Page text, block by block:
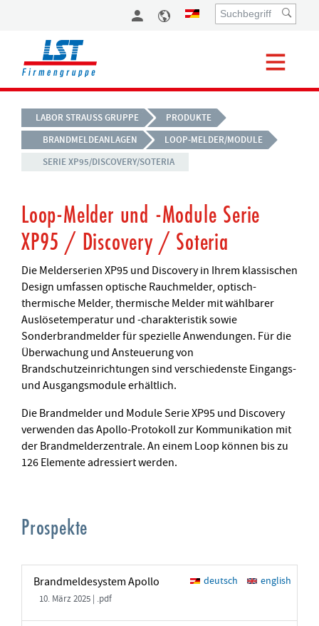
LABOR STRAUSS GRUPPE
PRODUKTE
BRANDMELDEANLAGEN
LOOP-MELDER/MODULE
SERIE XP95/DISCOVERY/SOTERIA
Loop-Melder und -Module Serie
XP95 / Discovery / Soteria
Die Melderserien XP95 und Discovery in Ihrem klassischen
Design umfassen optische Rauchmelder, optisch-
thermische Melder, thermische Melder mit wählbarer
Auslösetemperatur und -charakteristik sowie
Sonderbrandmelder für spezielle Anwendungen. Für die
Überwachung und Ansteuerung von
Brandschutzeinrichtungen sind verschiedenste Eingangs-
und Ausgangsmodule erhältlich.
Die Brandmelder und Module Serie XP95 und Discovery
verwenden das Apollo-Protokoll zur Kommunikation mit
der Brandmelderzentrale. An einem Loop können bis zu
126 Elemente adressiert werden.
Prospekte
Brandmeldesystem Apollo
10. März 2025 | .pdf
deutsch english